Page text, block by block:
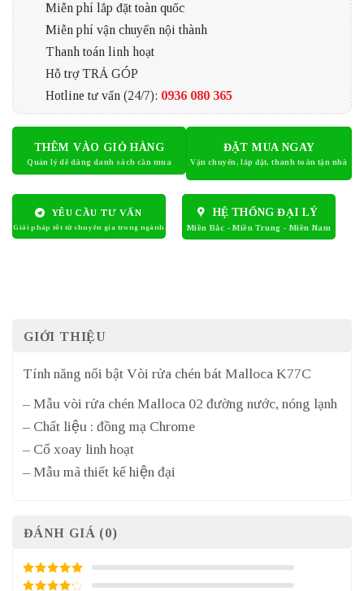
Miễn phí lắp đặt toàn quốc
Miễn phí vận chuyển nội thành
Thanh toán linh hoạt
Hỗ trợ TRẢ GÓP
Hotline tư vấn (24/7): 0936 080 365
THÊM VÀO GIỎ HÀNG ĐẶT MUA NGAY
YÊU CẦU TƯ VẤN HỆ THỐNG ĐẠI LÝ
GIỚI THIỆU
Tính năng nổi bật Vòi rửa chén bát Malloca K77C
– Mẫu vòi rửa chén Malloca 02 đường nước, nóng lạnh
– Chất liệu : đồng mạ Chrome
– Cổ xoay linh hoạt
– Mẫu mã thiết kế hiện đại
ĐÁNH GIÁ (0)
5/ 5 điểm